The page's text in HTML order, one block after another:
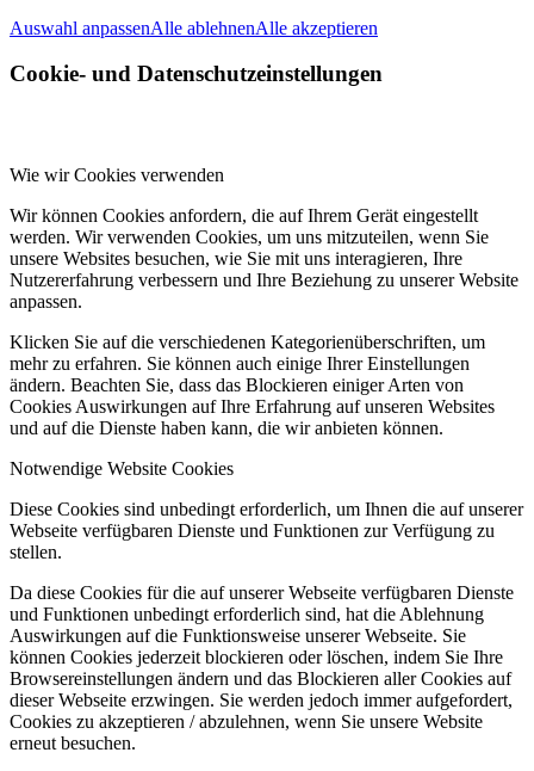
Auswahl anpassenAlle ablehnenAlle akzeptieren
Cookie- und Datenschutzeinstellungen
Wie wir Cookies verwenden
Wir können Cookies anfordern, die auf Ihrem Gerät eingestellt
werden. Wir verwenden Cookies, um uns mitzuteilen, wenn Sie
unsere Websites besuchen, wie Sie mit uns interagieren, Ihre
Nutzererfahrung verbessern und Ihre Beziehung zu unserer Website
anpassen.
Klicken Sie auf die verschiedenen Kategorienüberschriften, um
mehr zu erfahren. Sie können auch einige Ihrer Einstellungen
ändern. Beachten Sie, dass das Blockieren einiger Arten von
Cookies Auswirkungen auf Ihre Erfahrung auf unseren Websites
und auf die Dienste haben kann, die wir anbieten können.
Notwendige Website Cookies
Diese Cookies sind unbedingt erforderlich, um Ihnen die auf unserer
Webseite verfügbaren Dienste und Funktionen zur Verfügung zu
stellen.
Da diese Cookies für die auf unserer Webseite verfügbaren Dienste
und Funktionen unbedingt erforderlich sind, hat die Ablehnung
Auswirkungen auf die Funktionsweise unserer Webseite. Sie
können Cookies jederzeit blockieren oder löschen, indem Sie Ihre
Browsereinstellungen ändern und das Blockieren aller Cookies auf
dieser Webseite erzwingen. Sie werden jedoch immer aufgefordert,
Cookies zu akzeptieren / abzulehnen, wenn Sie unsere Website
erneut besuchen.